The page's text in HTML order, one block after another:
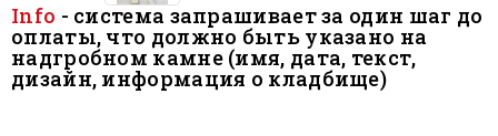
Info - система запрашивает за один шаг до
оплаты, что должно быть указано на
надгробном камне (имя, дата, текст,
дизайн, информация о кладбище)